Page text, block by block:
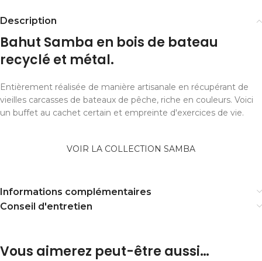
Description
Bahut Samba en bois de bateau
recyclé et métal.
Entièrement réalisée de manière artisanale en récupérant de
vieilles carcasses de bateaux de pêche, riche en couleurs. Voici
un buffet au cachet certain et empreinte d'exercices de vie.
VOIR LA COLLECTION SAMBA
Informations complémentaires
Conseil d'entretien
Vous aimerez peut-être aussi…